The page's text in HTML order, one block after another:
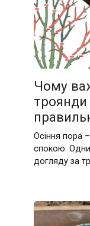
Чому
троянди
Осіння пора
спокою.
догляду за